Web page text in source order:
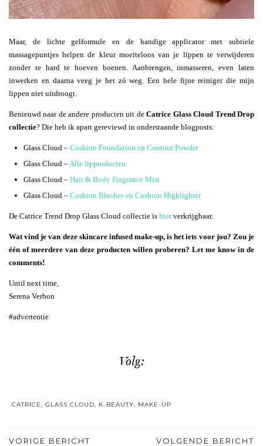
Maar, de lichte gelformule en de handige applicator met subtiele
massagepuntjes helpen de kleur moeiteloos van je lippen te verwijderen
zonder te hard te hoeven boenen. Aanbrengen, inmasseren, even laten
inwerken en daarna veeg je het zó weg. Een hele fijne reiniger die mijn
lippen niet uitdroogt.
Benieuwd naar de andere producten uit deCatrice Glass Cloud Trend Drop
collectie? Die heb ik apart gereviewd in onderstaande blogposts:
Glass Cloud – Cushion Foundation en Contour Powder
Glass Cloud –Alle lipproducten
Glass Cloud – Hair & Body Fragrance Mist
Glass Cloud – Cushion Blushes en Cushion Highlighter
De Catrice Trend Drop Glass Cloud collectie is hierverkrijgbaar.
Wat vind je van deze skincare infused make-up, is het iets voor jou? Zou je
één of meerdere van deze producten willen proberen? Let me know in de
comments!
Until next time,
Serena Verbon
#advertentie
Volg:
CATRICE, GLASS CLOUD, K-BEAUTY, MAKE-UP
VORIGE BERICHT VOLGENDE BERICHT